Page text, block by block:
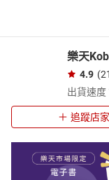
樂天
4.9
出貨速度
追蹤店家